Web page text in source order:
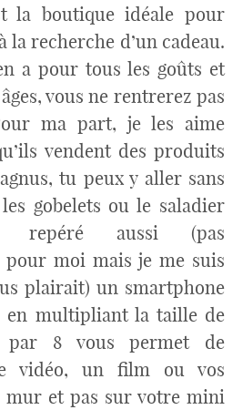
la boutique idéale pour
recherche d’un cadeau.
a pour tous les goûts et
vous ne rentrerez pas
ma part, je les aime
vendent des produits
tu peux y aller sans
gobelets ou le saladier
repéré aussi (pas
pour moi mais je me suis
plairait) un smartphone
en multipliant la taille de
par 8 vous permet de
vidéo, un film ou vos
mur et pas sur votre mini